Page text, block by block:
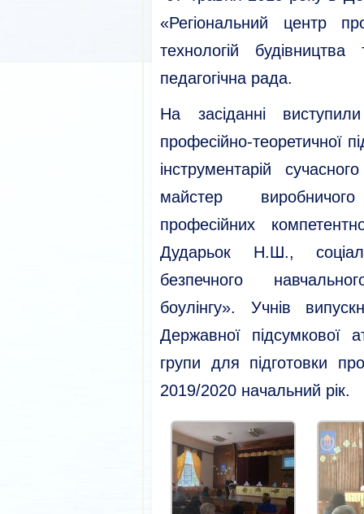
«Регіональний центр
технологій
педагогічна рада.
На засіданні
професійно-теоретичної
інструментарій
майстер
професійних
Дударьок Н.Ш.,
безпечного
боулінгу». Учнів
Державної підсумкової
групи для підготовки
2019/2020 начальний рік.